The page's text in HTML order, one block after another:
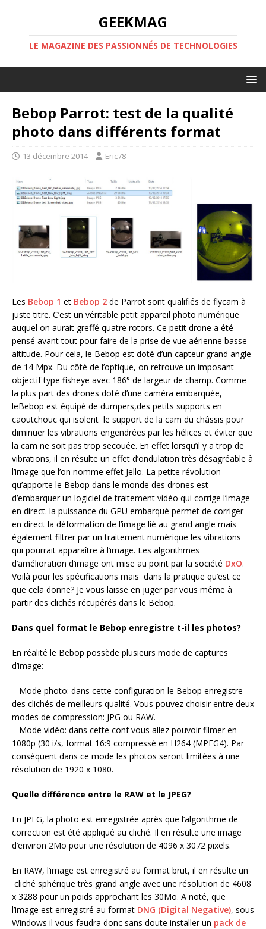
GEEKMAG
LE MAGAZINE DES PASSIONNÉS DE TECHNOLOGIES
Bebop Parrot: test de la qualité
photo dans différents format
13 décembre 2014 Eric78
Les Bebop 1 et Bebop 2 de Parrot sont qualifiés de flycam à
juste titre. C’est un véritable petit appareil photo numérique
auquel on aurait greffé quatre rotors. Ce petit drone a été
pensé avant tout pour faire de la prise de vue aérienne basse
altitude. Pour cela, le Bebop est doté d’un capteur grand angle
de 14 Mpx. Du côté de l’optique, on retrouve un imposant
objectif type fisheye avec 186° de largeur de champ. Comme
la plus part des drones doté d’une caméra embarquée,
leBebop est équipé de dumpers,des petits supports en
caoutchouc qui isolent le support de la cam du châssis pour
diminuer les vibrations engendrées par les hélices et éviter que
la cam ne soit pas trop secouée. En effet lorsqu’il y a trop de
vibrations, il en résulte un effet d’ondulation très désagréable à
l’image que l’on nomme effet Jello. La petite révolution
qu’apporte le Bebop dans le monde des drones est
d’embarquer un logiciel de traitement vidéo qui corrige l’image
en direct. la puissance du GPU embarqué permet de corriger
en direct la déformation de l’image lié au grand angle mais
également filtrer par un traitement numérique les vibrations
qui pourrait apparaître à l’image. Les algorithmes
d’amélioration d’image ont mise au point par la société DxO.
Voilà pour les spécifications mais dans la pratique qu’est ce
que cela donne? Je vous laisse en juger par vous même à
partir des clichés récupérés dans le Bebop.
Dans quel format le Bebop enregistre t-il les photos?
En réalité le Bebop possède plusieurs mode de captures
d’image:
– Mode photo: dans cette configuration le Bebop enregistre
des clichés de meilleurs qualité. Vous pouvez choisir entre deux
modes de compression: JPG ou RAW.
– Mode vidéo: dans cette conf vous allez pouvoir filmer en
1080p (30 i/s, format 16:9 compressé en H264 (MPEG4). Par
conséquent dans ce mode les photos seront limitées à une
résolution de 1920 x 1080.
Quelle différence entre le RAW et le JPEG?
En JPEG, la photo est enregistrée après que l’algorithme de
correction est été appliqué au cliché. Il en résulte une image
d’environ 2Mo pour une résolution de 4096 x 3072 pixels.
En RAW, l’image est enregistré au format brut, il en résulte un
cliché sphérique très grand angle avec une résolution de 4608
x 3288 pour un poids approchant les 30Mo. A noté, que
l’image est enregistré au format DNG (Digital Negative), sous
Windows il vous faudra donc sans doute installer un pack de